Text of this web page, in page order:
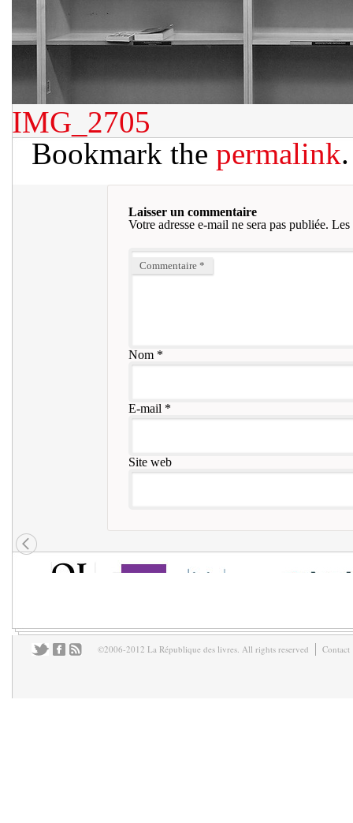
IMG_2705
Bookmark the permalink.
Laisser un commentaire
Votre adresse e-mail ne sera pas publiée. Les
Commentaire *
Nom*
E-mail *
Site web
©2006-2012 La République des livres. All rights reserved Contact